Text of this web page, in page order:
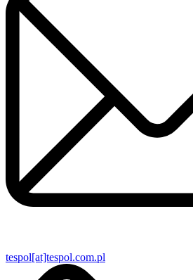
tespol[at]tespol.com.pl